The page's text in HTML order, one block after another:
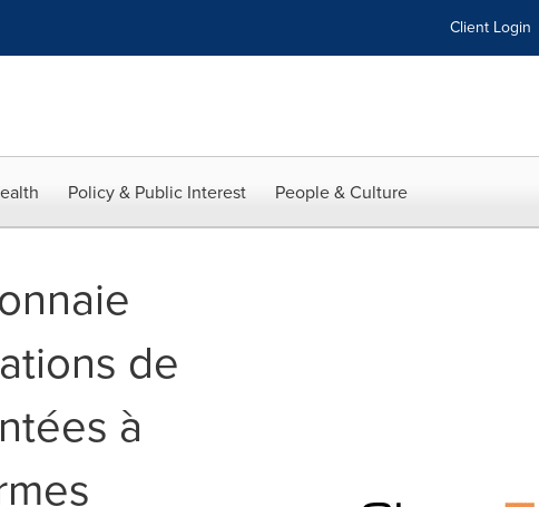
Client Login
Policy & Public Interest People & Culture
de
à